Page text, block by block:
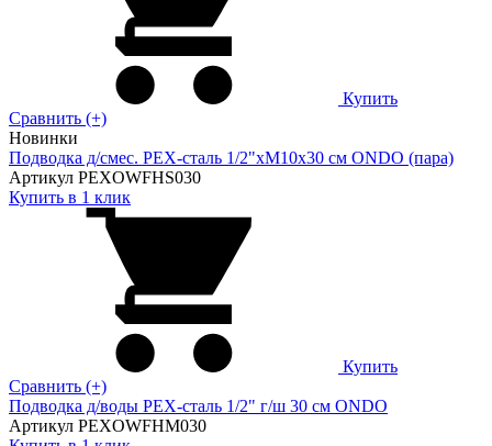
Купить
Сравнить (+)
Новинки
Подводка д/смес. PEX-сталь 1/2"xM10x30 см ONDO (пара)
Артикул PEXOWFHS030
Купить в 1 клик
Купить
Сравнить (+)
Подводка д/воды PEX-сталь 1/2" г/ш 30 cм ONDO
Артикул PEXOWFHM030